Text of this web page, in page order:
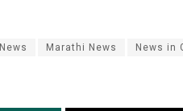
Marathi News News in